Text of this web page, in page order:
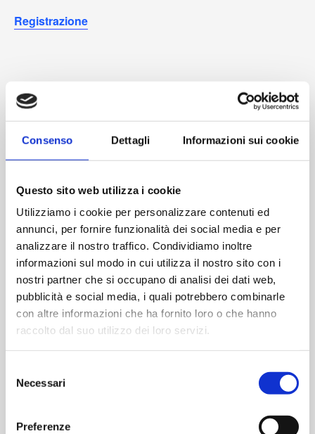
Consenso Dettagli Informazioni sui cookie
Questo sito web utilizza i cookie
Utilizziamo i cookie per personalizzare contenuti ed
annunci, per fornire funzionalità dei social media e per
analizzare il nostro traffico. Condividiamo inoltre
informazioni sul modo in cui utilizza il nostro sito con i
nostri partner che si occupano di analisi dei dati web,
pubblicità e social media, i quali potrebbero combinarle
con altre informazioni che ha fornito loro o che hanno
raccolto dal suo utilizzo dei loro servizi.
delNecessari
Preferenze
Registrazione
Inizio:
24 Ottobre 2025
Fine:
25 Ottobre 2025